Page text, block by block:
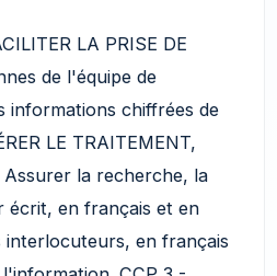
LA PRISE DE
de l'équipe de
informations chiffrées de
LE TRAITEMENT,
Assurer la recherche, la
écrit, en français et en
en français